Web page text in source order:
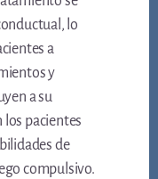
lo
a
y
a su
los pacientes
de
compulsivo.